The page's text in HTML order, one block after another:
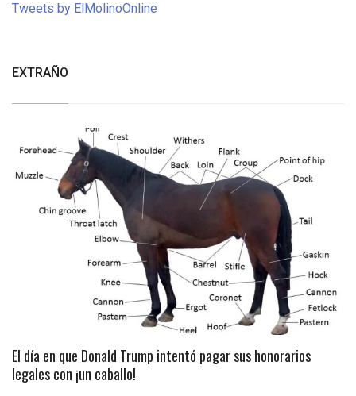
Tweets by ElMolinoOnline
EXTRAÑO
El día en que Donald Trump intentó pagar sus honorarios
legales con ¡un caballo!